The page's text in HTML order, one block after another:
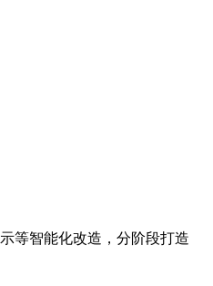
等智能化改造，分阶段打造